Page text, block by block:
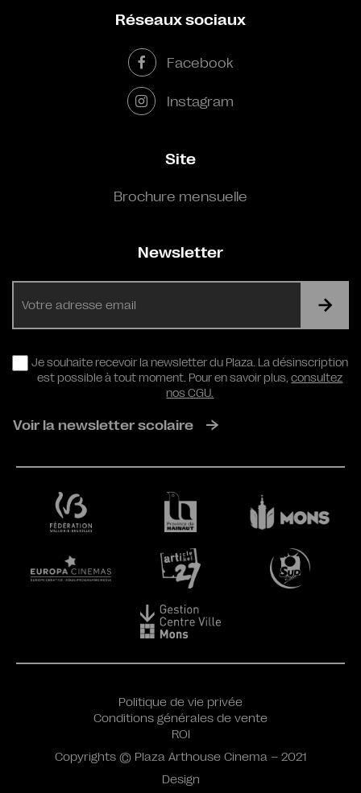
Réseaux sociaux
Facebook
Instagram
Site
Brochure mensuelle
Newsletter
RGPD
Je souhaite recevoir la newsletter du Plaza. La désinscription
est possible à tout moment. Pour en savoir plus,consultez
nos CGU.
Voir la newsletter scolaire
Design
Politique de vie privée
Conditions générales de vente
ROI
Copyrights © Plaza Arthouse Cinema – 2021